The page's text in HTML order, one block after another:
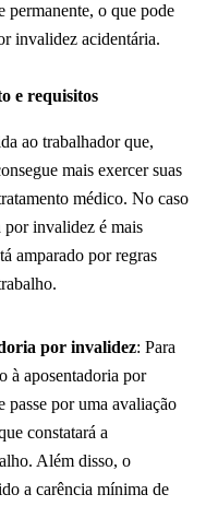
permanente, o que pode
invalidez acidentária.
e requisitos
ao trabalhador que,
mais exercer suas
médico. No caso
por invalidez é mais
amparado por regras
por invalidez: Para
à aposentadoria por
passe por uma avaliação
constatará a
Além disso, o
a carência mínima de